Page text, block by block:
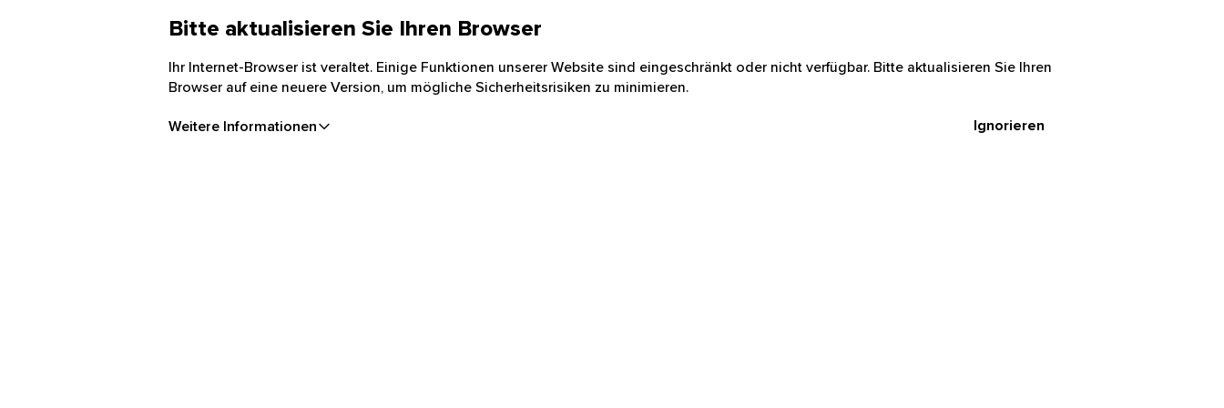
Bitte aktualisieren Sie Ihren Browser
Ihr Internet-Browser ist veraltet. Einige Funktionen unserer Website sind eingeschränkt oder nicht verfügbar. Bitte aktualisieren Sie Ihren
Browser auf eine neuere Version, um mögliche Sicherheitsrisiken zu minimieren.
Weitere Informationen
Ignorieren